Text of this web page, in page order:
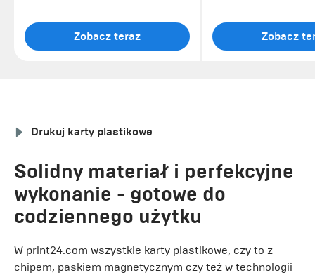
Zobacz teraz Zobacz
Drukuj karty plastikowe
Solidny materiał i perfekcyjne
wykonanie - gotowe do
codziennego użytku
W print24.com wszystkie karty plastikowe, czy to z
chipem, paskiem magnetycznym czy też w technologii